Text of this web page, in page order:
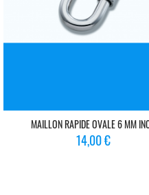
MAILLON RAPIDE OVALE 6 MM
Prix
14,00 €